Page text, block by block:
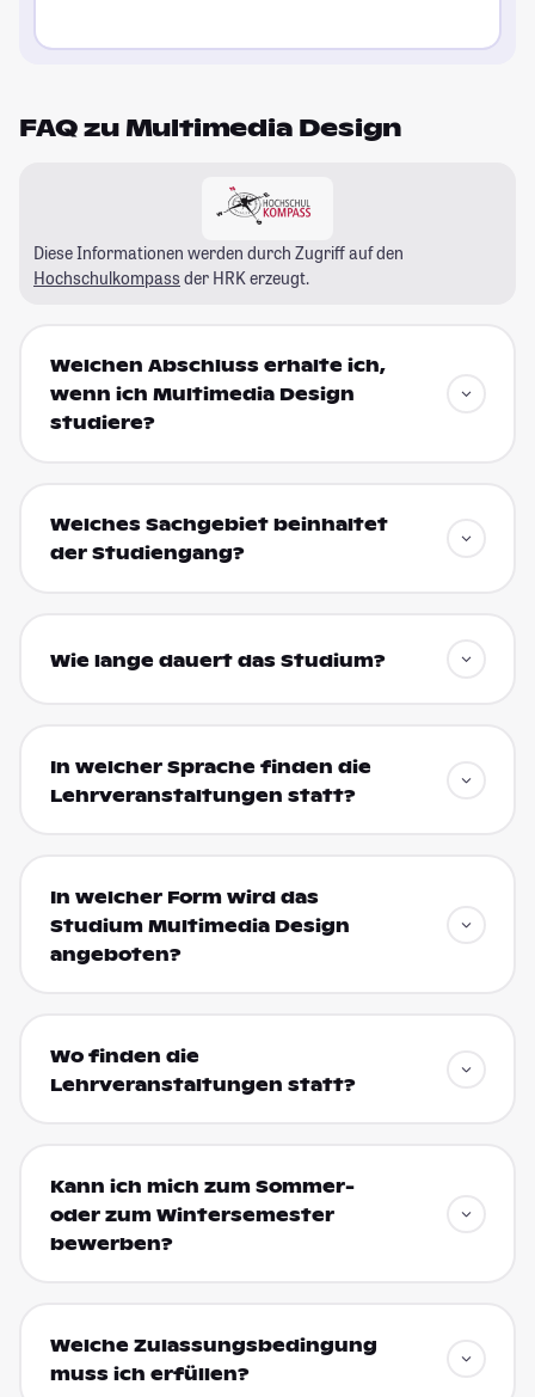
FAQ zu Multimedia Design
Diese Informationen werden durch Zugriff auf den
Hochschulkompass der HRK erzeugt.
Welchen Abschluss erhalte ich,
wenn ich Multimedia Design
studiere?
Welches Sachgebiet beinhaltet
der Studiengang?
Wie lange dauert das Studium?
In welcher Sprache finden die
Lehrveranstaltungen statt?
In welcher Form wird das
Studium Multimedia Design
angeboten?
Wo finden die
Lehrveranstaltungen statt?
Kann ich mich zum Sommer-
oder zum Wintersemester
bewerben?
Welche Zulassungsbedingung
muss ich erfüllen?